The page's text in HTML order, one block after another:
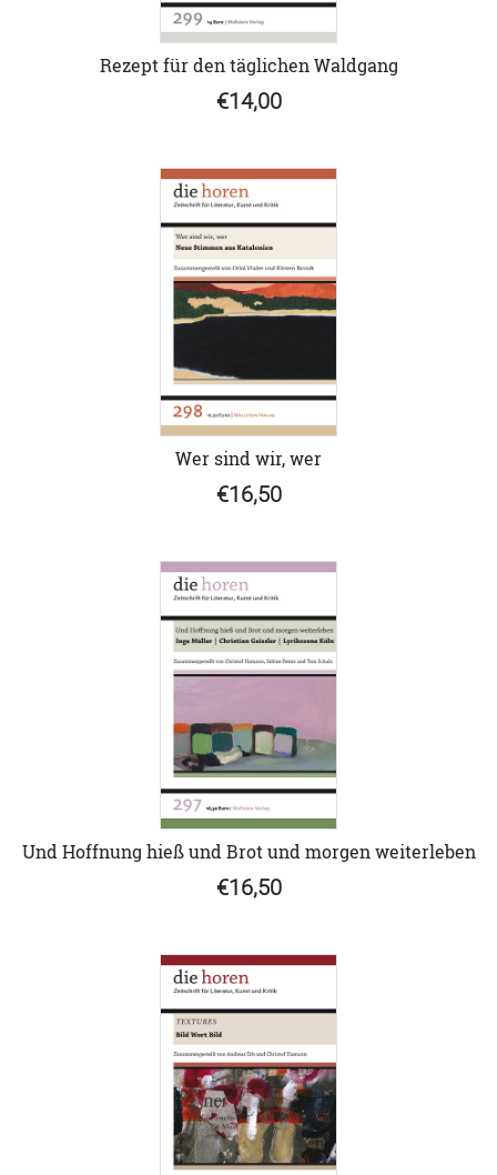
Rezept für den täglichen Waldgang
€14,00
Wer sind wir, wer
€16,50
Und Hoffnung hieß und Brot und morgen weiterleben
€16,50